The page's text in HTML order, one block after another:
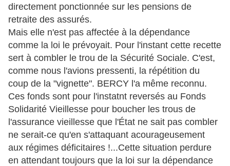
directement ponctionnée sur les pensions de
retraite des assurés.
Mais elle n'est pas affectée à la dépendance
comme la loi le prévoyait. Pour l'instant cette recette
sert à combler le trou de la Sécurité Sociale. C'est,
comme nous l'avions pressenti, la répétition du
coup de la "vignette". BERCY l'a même reconnu.
Ces fonds sont pour l'instatnt reversés au Fonds
Solidarité Vieillesse pour boucher les trous de
l'assurance vieillesse que l 'État ne sait pas combler
ne serait-ce qu'en s'attaquant acourageusement
aux régimes déficitaires !...Cette situation perdure
en attendant toujours que la loi sur la dépendance